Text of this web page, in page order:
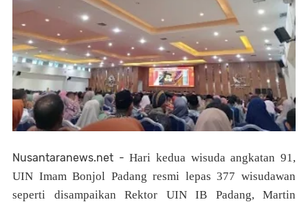
Nusantaranews.net -Hari kedua wisuda angkatan 91,
UIN Imam Bonjol Padang resmi lepas 377 wisudawan
seperti disampaikan Rektor UIN IB Padang, Martin